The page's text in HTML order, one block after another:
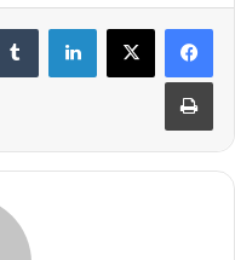
لينكدإن
طباعة